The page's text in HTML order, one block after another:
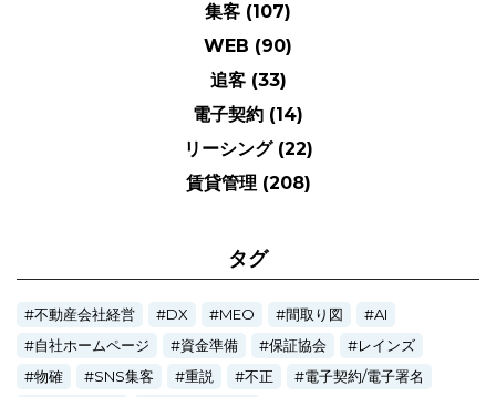
集客 (107)
WEB (90)
追客 (33)
電子契約 (14)
リーシング (22)
賃貸管理 (208)
タグ
不動産会社経営 DX MEO 間取り図
AI
自社ホームページ
資金準備 保証協会
レインズ
物確
SNS集客 重説 不正
電子契約/電子署名